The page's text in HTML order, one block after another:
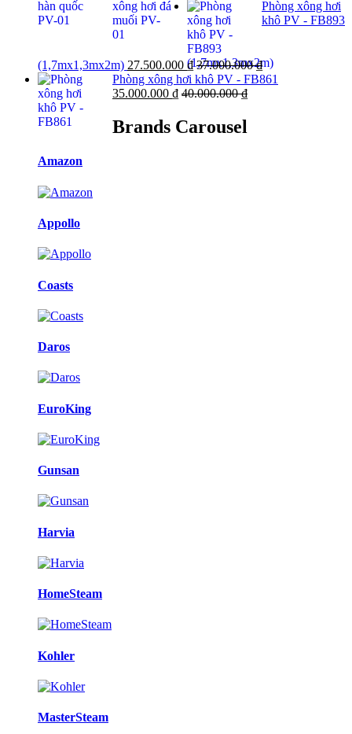
Phòng xông hơi
khô PV - FB893
(1,7mx1,3mx2m) 27.500.000 ₫ 37.000.000₫
Phòng xông hơi khô PV - FB861
35.000.000 ₫ 40.000.000₫
Brands Carousel
Amazon
Appollo
Coasts
Daros
EuroKing
Gunsan
Harvia
HomeSteam
Kohler
MasterSteam